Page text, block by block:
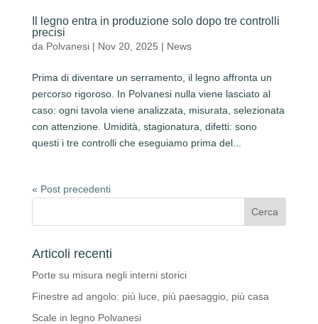
Il legno entra in produzione solo dopo tre controlli
precisi
da Polvanesi| Nov 20, 2025 | News
Prima di diventare un serramento, il legno affronta un
percorso rigoroso. In Polvanesi nulla viene lasciato al
caso: ogni tavola viene analizzata, misurata, selezionata
con attenzione. Umidità, stagionatura, difetti: sono
questi i tre controlli che eseguiamo prima del...
« Post precedenti
Articoli recenti
Porte su misura negli interni storici
Finestre ad angolo: più luce, più paesaggio, più casa
Scale in legno Polvanesi